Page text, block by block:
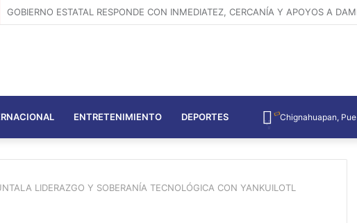
ENTRETENIMIENTO DEPORTES Chignahuapan, Pue
LIDERAZGO Y SOBERANÍA TECNOLÓGICA CON YANKUILOTL